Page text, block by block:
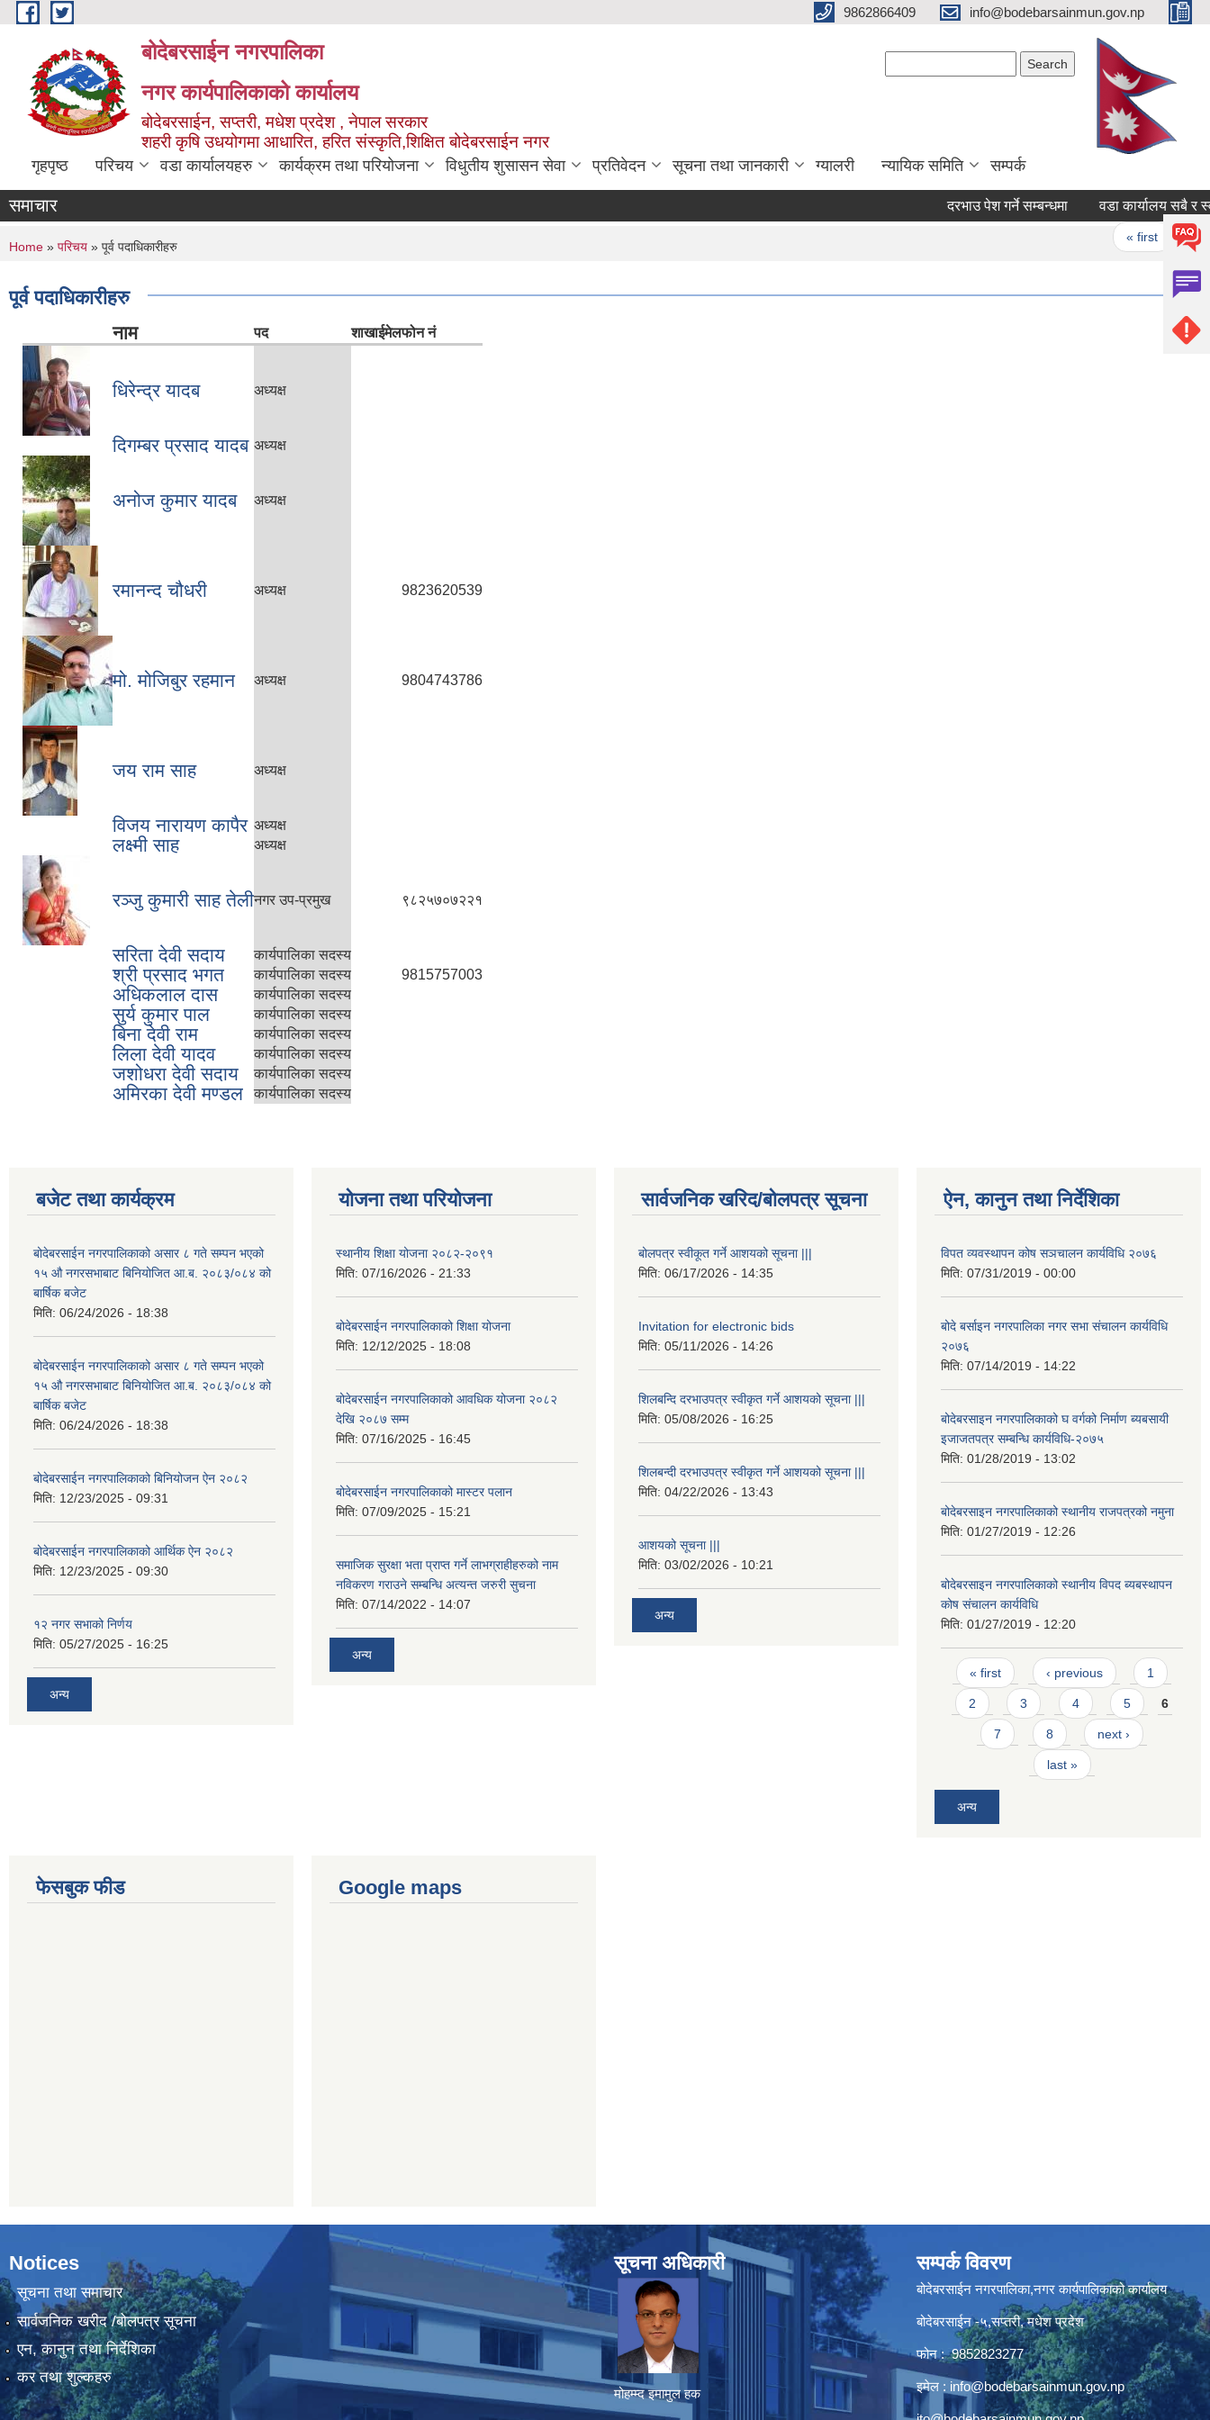
Skip to main content 9862866409 info@bodebarsainmun.gov.np
बोदेबरसाईन नगरपालिका
नगर कार्यपालिकाको कार्यालय
बोदेबरसाईन, सप्तरी, मधेश प्रदेश , नेपाल सरकार
शहरी कृषि उधयोगमा आधारित, हरित संस्कृति,शिक्षित बोदेबरसाईन नगर
गृहपृष्ठ परिचय वडा कार्यालयहरु कार्यक्रम तथा परियोजना विधुतीय शुसासन सेवा प्रतिवेदन सूचना तथा जानकारी ग्यालरी न्यायिक समिति सम्पर्क
समाचार दरभाउ पेश गर्ने सम्बन्धमा वडा कार्यालय सबै र
« first ‹
You are here
Home » परिचय » पूर्व पदाधिकारीहरु
पूर्व पदाधिकारीहरु
नाम पद शाखाईमेलफोन नं
धिरेन्द्र यादब अध्यक्ष
दिगम्बर प्रसाद यादब अध्यक्ष
अनोज कुमार यादब अध्यक्ष
रमानन्द चौधरी अध्यक्ष 9823620539
मो. मोजिबुर रहमान अध्यक्ष 9804743786
जय राम साह अध्यक्ष
विजय नारायण कापैर अध्यक्ष
लक्ष्मी साह अध्यक्ष
रञ्जु कुमारी साह तेलीनगर उप-प्रमुख ९८२५७०७२२१
सरिता देवी सदाय कार्यपालिका सदस्य
श्री प्रसाद भगत कार्यपालिका सदस्य 9815757003
अधिकलाल दास कार्यपालिका सदस्य
सुर्य कुमार पाल कार्यपालिका सदस्य
बिना देवी राम कार्यपालिका सदस्य
लिला देवी यादव कार्यपालिका सदस्य
जशोधरा देवी सदाय कार्यपालिका सदस्य
अमिरका देवी मण्डल कार्यपालिका सदस्य
बजेट तथा कार्यक्रम
बोदेबरसाईन नगरपालिकाको असार ८ गते सम्पन भएको
१५ ‍‍‍औ नगरसभाबाट बिनियोजित आ.ब. २०८३/०८४ को
बार्षिक बजेट
मिति: 06/24/2026 - 18:38
बोदेबरसाईन नगरपालिकाको असार ८ गते सम्पन भएको
१५ ‍‍‍औ नगरसभाबाट बिनियोजित आ.ब. २०८३/०८४ को
बार्षिक बजेट
मिति: 06/24/2026 - 18:38
बोदेबरसाईन नगरपालिकाको बिनियोजन ऐन २०८२
मिति: 12/23/2025 - 09:31
बोदेबरसाईन नगरपालिकाको आर्थिक ऐन २०८२
मिति: 12/23/2025 - 09:30
१२ नगर सभाको निर्णय
मिति: 05/27/2025 - 16:25
अन्य
योजना तथा परियोजना
स्थानीय शिक्षा योजना २०८२-२०९१
मिति: 07/16/2026 - 21:33
बोदेबरसाईन नगरपालिकाको शिक्षा योजना
मिति: 12/12/2025 - 18:08
बोदेबरसाईन नगरपालिकाको आवधिक योजना २०८२
देखि २०८७ सम्म
मिति: 07/16/2025 - 16:45
बोदेबरसाईन नगरपालिकाको मास्टर पलान
मिति: 07/09/2025 - 15:21
समाजिक सुरक्षा भता प्राप्त गर्ने लाभग्राहीहरुको नाम
नविकरण गराउने सम्बन्धि अत्यन्त जरुरी सुचना
मिति: 07/14/2022 - 14:07
अन्य
सार्वजनिक खरिद/बोलपत्र सूचना
बोलपत्र स्वीकूत गर्ने आशयको सूचना |||
मिति: 06/17/2026 - 14:35
Invitation for electronic bids
मिति: 05/11/2026 - 14:26
शिलबन्दि दरभाउपत्र स्वीकृत गर्ने आशयको सूचना |||
मिति: 05/08/2026 - 16:25
शिलबन्दी दरभाउपत्र स्वीकृत गर्ने आशयको सूचना |||
मिति: 04/22/2026 - 13:43
आशयको सूचना |||
मिति: 03/02/2026 - 10:21
अन्य
ऐन, कानुन तथा निर्देशिका
विपत व्यवस्थापन कोष सञचालन कार्यविधि २०७६
मिति: 07/31/2019 - 00:00
बोदे बर्साइन नगरपालिका नगर सभा संचालन कार्यविधि
२०७६
मिति: 07/14/2019 - 14:22
बोदेबरसाइन नगरपालिकाको घ वर्गको निर्माण ब्यबसायी
इजाजतपत्र सम्बन्धि कार्यविधि-२०७५
मिति: 01/28/2019 - 13:02
बोदेबरसाइन नगरपालिकाको स्थानीय राजपत्रको नमुना
मिति: 01/27/2019 - 12:26
बोदेबरसाइन नगरपालिकाको स्थानीय विपद ब्यबस्थापन
कोष संचालन कार्यविधि
मिति: 01/27/2019 - 12:20
Pages
« first ‹ previous 1
2 3 4 5 6
7 8 next ›
last »
अन्य
फेसबुक फीड Google maps
Notices
सूचना तथा समाचार
सार्वजनिक खरीद /बोलपत्र सूचना
एन, कानुन तथा निर्देशिका
कर तथा शुल्कहरु
सूचना अधिकारी
मोहम्म्द इमामुल हक
सम्पर्क विवरण
बोदेबरसाईन नगरपालिका,नगर कार्यपालिकाको कार्यालय
बोदेबरसाईन -५,सप्तरी, मधेश प्रदेश
फोन : 9852823277
इमेल : info@bodebarsainmun.gov.np